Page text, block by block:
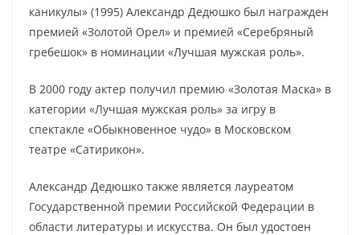
каникулы» (1995) Александр Дедюшко был награжден
премией «Золотой Орел» и премией «Серебряный
гребешок» в номинации «Лучшая мужская роль».
В 2000 году актер получил премию «Золотая Маска» в
категории «Лучшая мужская роль» за игру в
спектакле «Обыкновенное чудо» в Московском
театре «Сатирикон».
Александр Дедюшко также является лауреатом
Государственной премии Российской Федерации в
области литературы и искусства. Он был удостоен